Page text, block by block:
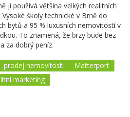
ji používá většina velkých realitních
školy technické v Brně do
bytů a 95 % luxusních nemovitostí v
To znamená, že brzy bude bez
za dobrý peníz.
prodej nemovitosti
Matterport
marketing